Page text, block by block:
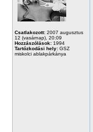
Csatlakozott: 2007 augusztus
12 (vasárnap), 20:09
Hozzászólások: 1994
Tartózkodási hely: GSZ
miskolci ablakpárkánya